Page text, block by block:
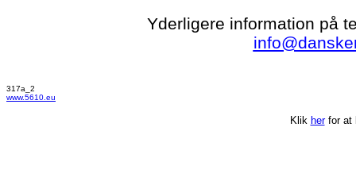
Yderligere information på
317a_2
www.5610.eu
Klik herfor at